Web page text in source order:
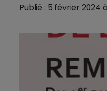
Publié : 5 février 2024